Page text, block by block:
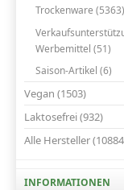
Trockenware (5363)
Werbemittel (51)
Saison-Artikel (6)
Vegan (1503)
Laktosefrei (932)
Alle Hersteller
INFORMATIONEN